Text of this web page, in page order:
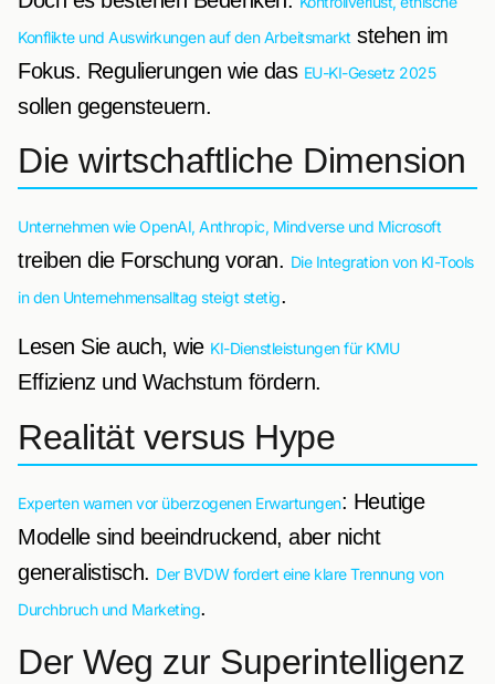
Konflikte und Auswirkungen auf den Arbeitsmarkt stehen im
Fokus. Regulierungen wie das EU-KI-Gesetz 2025
sollen gegensteuern.
Die wirtschaftliche Dimension
Unternehmen wie OpenAI, Anthropic, Mindverse und Microsoft
treiben die Forschung voran. Die Integration von KI-Tools
in den Unternehmensalltag steigt stetig.
Lesen Sie auch, wie KI-Dienstleistungen für KMU
Effizienz und Wachstum fördern.
Realität versus Hype
Experten warnen vor überzogenen Erwartungen: Heutige
Modelle sind beeindruckend, aber nicht
generalistisch. Der BVDW fordert eine klare Trennung von
Durchbruch und Marketing.
Der Weg zur Superintelligenz